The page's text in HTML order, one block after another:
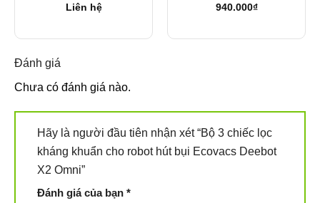
Liên hệ
940.000₫
Đánh giá
Chưa có đánh giá nào.
Hãy là người đầu tiên nhận xét “Bộ 3 chiếc lọc
kháng khuẩn cho robot hút bụi Ecovacs Deebot
X2 Omni”
Đánh giá của bạn *